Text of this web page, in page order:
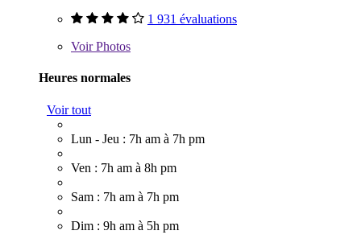
1 931 évaluations
VoirPhotos
Heures normales
Voir tout
Lun - Jeu : 7h am à 7h pm
Ven : 7h am à 8h pm
Sam : 7h am à 7h pm
Dim : 9h am à 5h pm